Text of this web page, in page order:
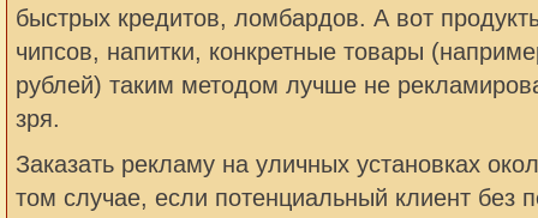
быстрых кредитов, ломбардов. А вот
чипсов, напитки, конкретные товары
рублей) таким методом лучше не
зря.
Заказать рекламу на уличных установках
том случае, если потенциальный клиент без